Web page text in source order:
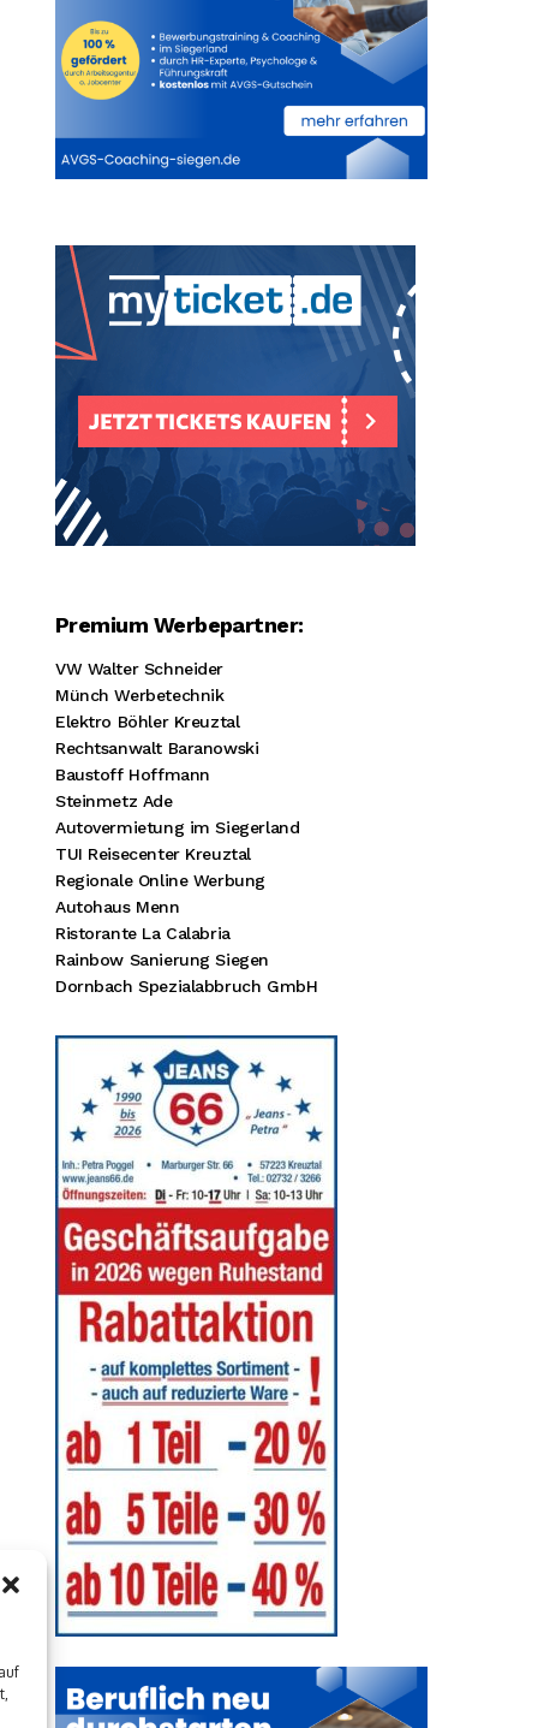
Premium Werbepartner:
VW Walter Schneider
Münch Werbetechnik
Elektro Böhler Kreuztal
Rechtsanwalt Baranowski
Baustoff Hoffmann
Steinmetz Ade
Autovermietung im Siegerland
TUI Reisecenter Kreuztal
Regionale Online Werbung
Autohaus Menn
Ristorante La Calabria
Rainbow Sanierung Siegen
Dornbach Spezialabbruch GmbH